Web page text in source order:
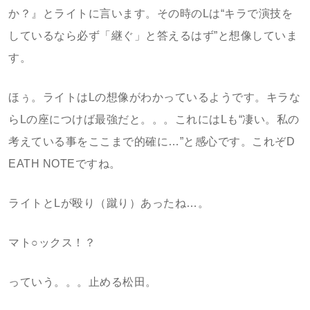
か？』とライトに言います。その時のLは“キラで演技を
しているなら必ず「継ぐ」と答えるはず”と想像していま
す。
ほぅ。ライトはLの想像がわかっているようです。キラな
らLの座につけば最強だと。。。これにはLも“凄い。私の
考えている事をここまで的確に…”と感心です。これぞD
EATH NOTEですね。
ライトとLが殴り（蹴り）あったね…。
マト○ックス！？
っていう。。。止める松田。